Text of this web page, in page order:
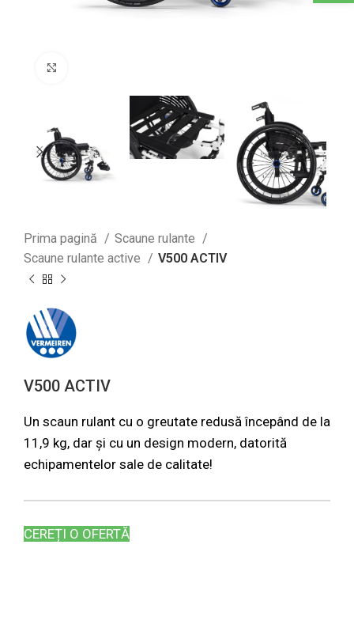
Prima pagină
Scaune rulante
Scaune rulante active
V500 ACTIV
V500 ACTIV
Un scaun rulant cu o greutate redusă începând de la
11,9 kg, dar și cu un design modern, datorită
echipamentelor sale de calitate!
CEREȚI O OFERTĂ